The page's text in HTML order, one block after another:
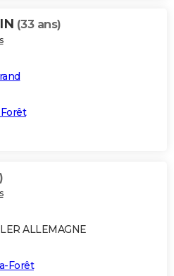
(33 ans)
ALLEMAGNE
Forêt